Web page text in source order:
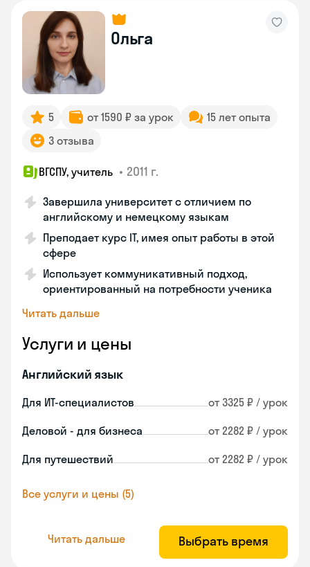
Ольга
5 от 1590 ₽ за урок
15 лет опыта
3 отзыва
ВГСПУ, учитель • 2011 г.
Завершила университет с отличием по
английскому и немецкому языкам
Преподает курс IT, имея опыт работы в этой
сфере
Использует коммуникативный подход,
ориентированный на потребности ученика
Читать дальше
Услуги и цены
Английский язык
Для ИТ-специалистов от 3325 ₽ / урок
Деловой - для бизнеса от 2282 ₽ / урок
Для путешествий от 2282 ₽ / урок
Все услуги и цены (5)
Читать дальше Выбрать время